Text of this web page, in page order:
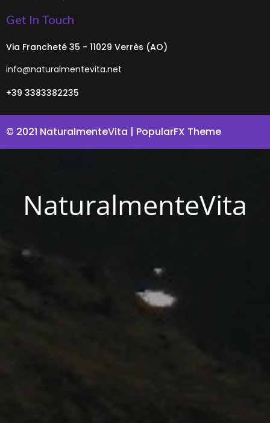
Get In Touch
Via Francheté 35 - 11029 Verrès (AO)
info@naturalmentevita.net
+39 3383382235
© 2021 NaturalmenteVita | PopularFX Theme
NaturalmenteVita